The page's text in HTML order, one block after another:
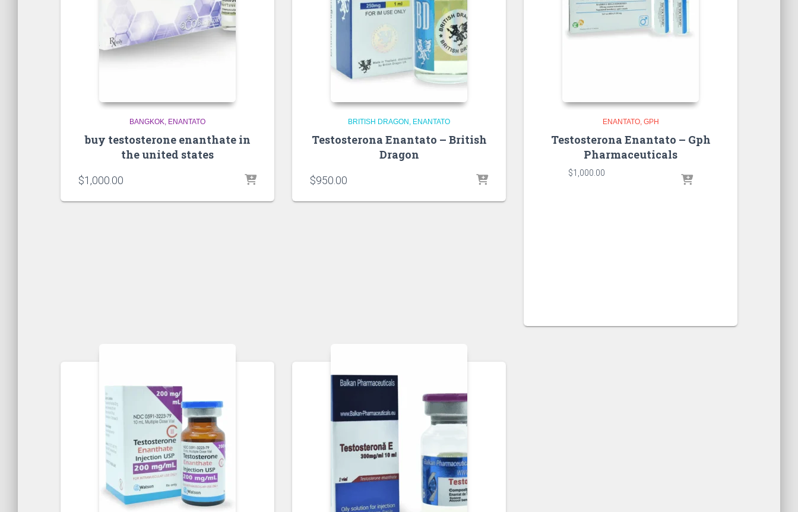
BANGKOK ENANTATO
buy testosterone enanthate in
the united states
$1,000.00
BRITISH DRAGON ENANTATO
Testosterona Enantato – British
Dragon
$950.00
ENANTATO GPH
Testosterona Enantato – Gph
Pharmaceuticals
$1,000.00